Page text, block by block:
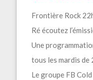
Frontière Rock
Ré écoutez
Une
tous les mardis
Le groupe FB